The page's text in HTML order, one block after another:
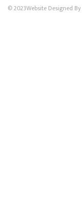
© 2023Website Designed By